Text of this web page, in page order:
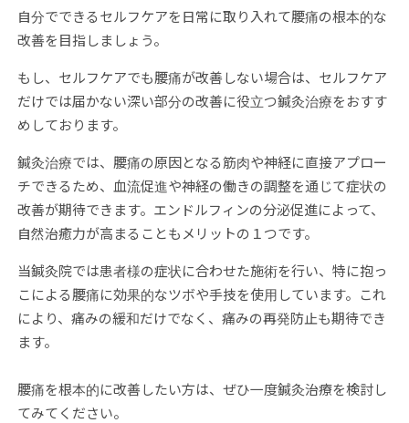
自分でできるセルフケアを日常に取り入れて腰痛の根本的な
改善を目指しましょう。
もし、セルフケアでも腰痛が改善しない場合は、セルフケア
だけでは届かない深い部分の改善に役立つ鍼灸治療をおすす
めしております。
鍼灸治療では、腰痛の原因となる筋肉や神経に直接アプロー
チできるため、血流促進や神経の働きの調整を通じて症状の
改善が期待できます。エンドルフィンの分泌促進によって、
自然治癒力が高まることもメリットの１つです。
当鍼灸院では患者様の症状に合わせた施術を行い、特に抱っ
こによる腰痛に効果的なツボや手技を使用しています。これ
により、痛みの緩和だけでなく、痛みの再発防止も期待でき
ます。
腰痛を根本的に改善したい方は、ぜひ一度鍼灸治療を検討し
てみてください。